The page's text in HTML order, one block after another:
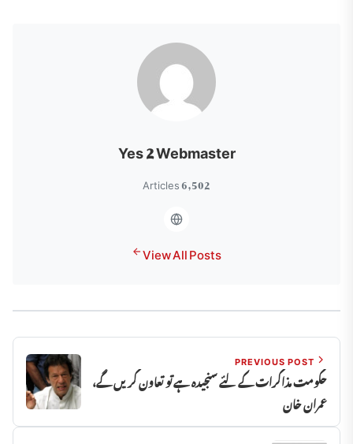
Yes 2 Webmaster
6,502 Articles
View All Posts
PREVIOUS POST
حکومت مذاکرات کے لئے سنجیدہ ہے تو تعاون کریں گے،
عمران خان